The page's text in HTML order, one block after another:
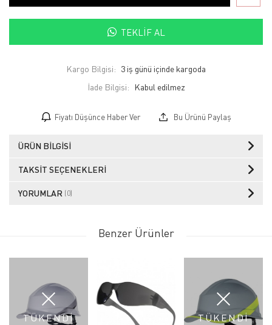
TEKLIF AL
Kargo Bilgisi: 3 iş günü içinde kargoda
İade Bilgisi:
Fiyatı Düşünce Haber Ver Bu Ürünü Paylaş
ÜRÜN BILGISI
TAKSIT SEÇENEKLERI
YORUMLAR (0)
Benzer Ürünler
TÜKENDİ TÜKENDİ